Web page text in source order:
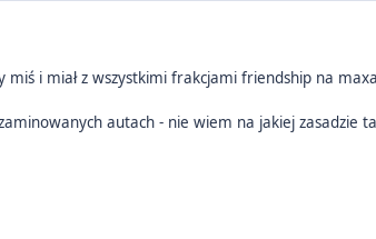
miś i miał z wszystkimi frakcjami friendship na
autach - nie wiem na jakiej zasadzie